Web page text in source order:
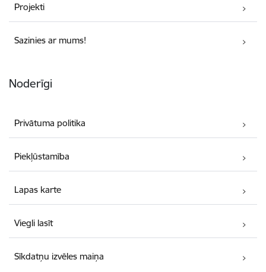
Projekti
Sazinies ar mums!
Noderīgi
Privātuma politika
Piekļūstamība
Lapas karte
Viegli lasīt
Sīkdatņu izvēles maiņa